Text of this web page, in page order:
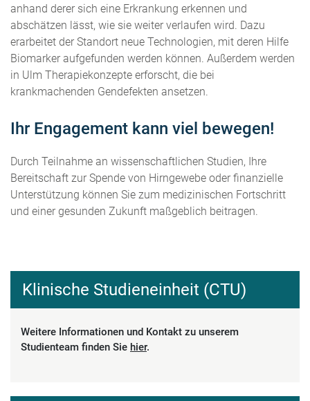
anhand derer sich eine Erkrankung erkennen und
abschätzen lässt, wie sie weiter verlaufen wird. Dazu
erarbeitet der Standort neue Technologien, mit deren Hilfe
Biomarker aufgefunden werden können. Außerdem werden
in Ulm Therapiekonzepte erforscht, die bei
krankmachenden Gendefekten ansetzen.
Ihr Engagement kann viel bewegen!
Durch Teilnahme an wissenschaftlichen Studien, Ihre
Bereitschaft zur Spende von Hirngewebe oder finanzielle
Unterstützung können Sie zum medizinischen Fortschritt
und einer gesunden Zukunft maßgeblich beitragen.
Klinische Studieneinheit (CTU)
Weitere Informationen und Kontakt zu unserem
Studienteam finden Sie hier.